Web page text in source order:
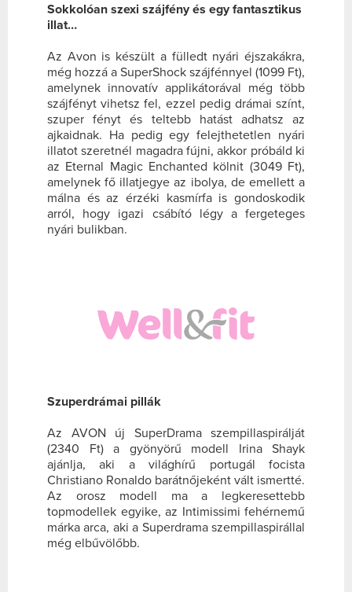
Sokkolóan szexi szájfény és egy fantasztikus
illat…
Az Avon is készült a fülledt nyári éjszakákra,
még hozzá a SuperShock szájfénnyel (1099 Ft),
amelynek innovatív applikátorával még több
szájfényt vihetsz fel, ezzel pedig drámai színt,
szuper fényt és teltebb hatást adhatsz az
ajkaidnak. Ha pedig egy felejthetetlen nyári
illatot szeretnél magadra fújni, akkor próbáld ki
az Eternal Magic Enchanted kölnit (3049 Ft),
amelynek fő illatjegye az ibolya, de emellett a
málna és az érzéki kasmírfa is gondoskodik
arról, hogy igazi csábító légy a fergeteges
nyári bulikban.
Szuperdrámai pillák
Az AVON új SuperDrama szempillaspirálját
(2340 Ft) a gyönyörű modell Irina Shayk
ajánlja, aki a világhírű portugál focista
Christiano Ronaldo barátnőjeként vált ismertté.
Az orosz modell ma a legkeresettebb
topmodellek egyike, az Intimissimi fehérnemű
márka arca, aki a Superdrama szempillaspirállal
még elbűvölőbb.